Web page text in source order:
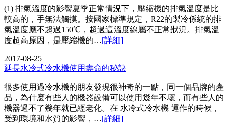
(1) 排氣溫度的影響夏季正常情況下，壓縮機的排氣溫度是比
較高的，手無法觸摸。按國家標準規定，R22的製冷係統的排
氣溫度應不超過150℃，超過這溫度線屬不正常狀況。排氣溫
度超高原因，是壓縮機的…[詳細]
2017-08-25
延長水冷式冷水機使用壽命的秘訣
很多使用過冷水機的朋友發現很神奇的一點，同一個品牌的產
品，為什麽有些人的機器設備可以使用幾年不壞，而有些人的
機器過不了幾年就已經老化。在 水冷式冷水機 運作的時候，
受到環境和水質的影響，…[詳細]